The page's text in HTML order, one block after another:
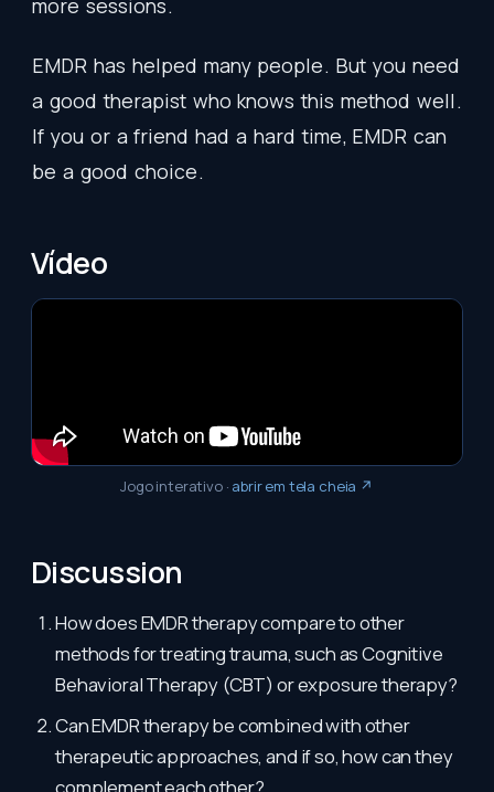
more sessions.
EMDR has helped many people. But you need
a good therapist who knows this method well.
If you or a friend had a hard time, EMDR can
be a good choice.
Vídeo
Jogo interativo· abrir em tela cheia ↗
Discussion
How does EMDR therapy compare to other
methods for treating trauma, such as Cognitive
Behavioral Therapy (CBT) or exposure therapy?
Can EMDR therapy be combined with other
therapeutic approaches, and if so, how can they